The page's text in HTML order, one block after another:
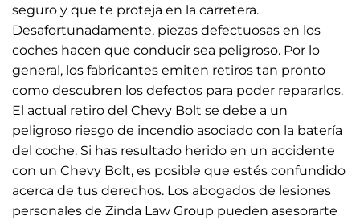
seguro y que te proteja en la carretera.
Desafortunadamente, piezas defectuosas en los
coches hacen que conducir sea peligroso. Por lo
general, los fabricantes emiten retiros tan pronto
como descubren los defectos para poder repararlos.
El actual retiro del Chevy Bolt se debe a un
peligroso riesgo de incendio asociado con la batería
del coche. Si has resultado herido en un accidente
con un Chevy Bolt, es posible que estés confundido
acerca de tus derechos. Los abogados de lesiones
personales de Zinda Law Group pueden asesorarte